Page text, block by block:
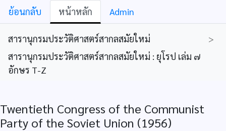
ย้อนกลับ หน้าหลัก Admin
สารานุกรมประวัติศาสตร์สากลสมัยใหม่
>
สารานุกรมประวัติศาสตร์สากลสมัยใหม่ : ยุโรป เล่ม ๗
อักษร T-Z
Twentieth Congress of the Communist
Party of the Soviet Union (1956)